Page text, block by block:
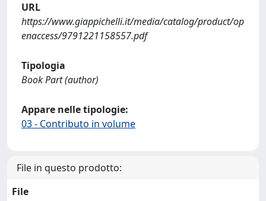
URL
https://www.giappichelli.it/media/catalog/product/op
enaccess/9791221158557.pdf
Tipologia
Book Part (author)
Appare nelle tipologie:
03 - Contributo in volume
File in questo prodotto:
File